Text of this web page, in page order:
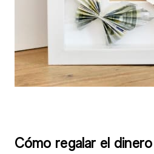
Cómo regalar el